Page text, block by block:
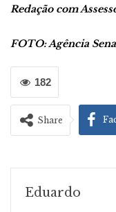
Redação com
FOTO: Agência
182
Share
Eduardo